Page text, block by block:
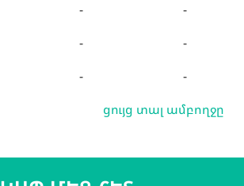
-
-
-
-
-
-
ցույց տալ ամբողջը